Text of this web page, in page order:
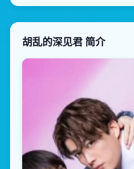
胡乱的深见君 简介